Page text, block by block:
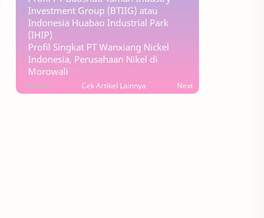
Investment Group (BTIIG) atau
Indonesia Huabao Industrial Park
(IHIP)
Profil Singkat PT Wanxiang Nickel
Indonesia, Perusahaan Nikel di
Morowali
Previous Next
Cek Artikel Lainnya